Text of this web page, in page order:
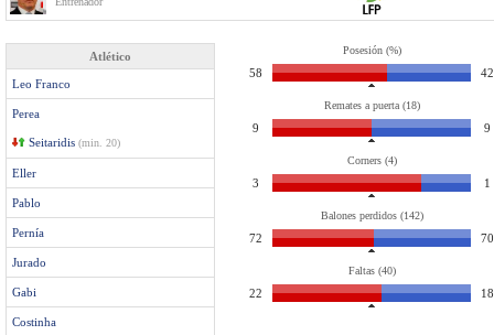
Atlético
Leo Franco
Perea
Seitaridis (min. 20)
Eller
Pablo
Pernía
Jurado
Gabi
Costinha
Posesión (%)
58 42
Remates a puerta (18)
9 9
Corners (4)
3 1
Balones perdidos (142)
72 70
Faltas (40)
22 18